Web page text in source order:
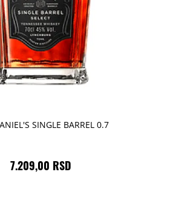
SINGLE BARREL 0.7
7.209,00 RSD